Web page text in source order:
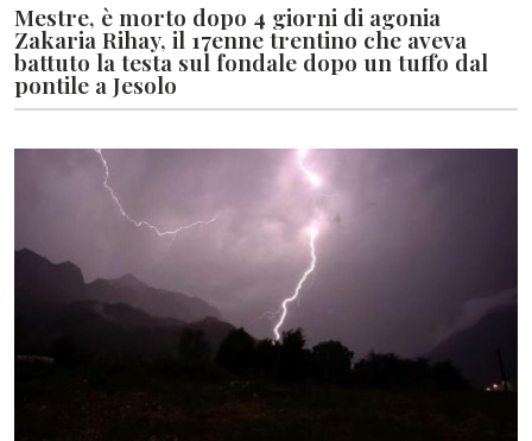
Mestre, è morto dopo 4 giorni di agonia
Zakaria Rihay, il 17enne trentino che aveva
battuto la testa sul fondale dopo un tuffo dal
pontile a Jesolo